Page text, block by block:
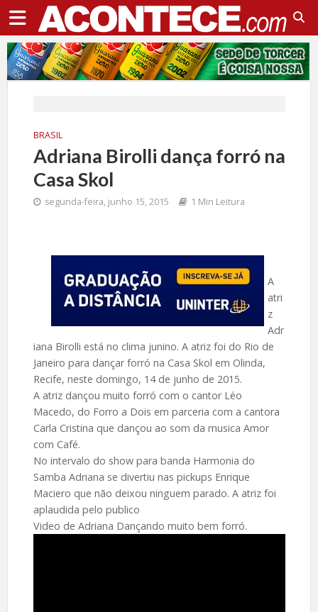
BRASIL
Adriana Birolli dança forró na
Casa Skol
segunda-feira, junho 15, 2015 1 Min Leitura
A
atri
z
Adr
iana Birolli está no clima junino. A atriz foi do Rio de
Janeiro para dançar forró na Casa Skol em Olinda,
Recife, neste domingo, 14 de junho de 2015.
A atriz dançou muito forró com o cantor Léo
Macedo, do Forro a Dois em parceria com a cantora
Carla Cristina que dançou ao som da musica Amor
com Café.
No intervalo do show para banda Harmonia do
Samba Adriana se divertiu nas pickups Enrique
Maciero que não deixou ninguem parado. A atriz foi
aplaudida pelo publico
Video de Adriana Dançando muito bem forró.